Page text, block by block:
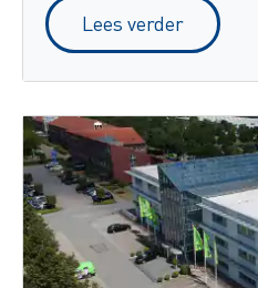
Lees verder